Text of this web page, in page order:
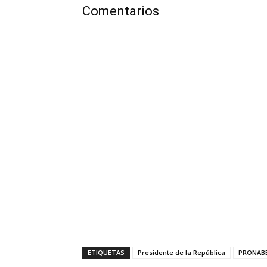
Comentarios
ETIQUETAS Presidente de la República